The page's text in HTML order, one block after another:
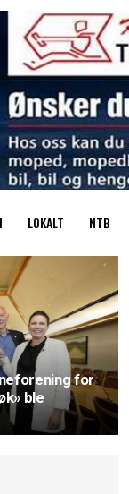
LOKALT NTB
for
ble